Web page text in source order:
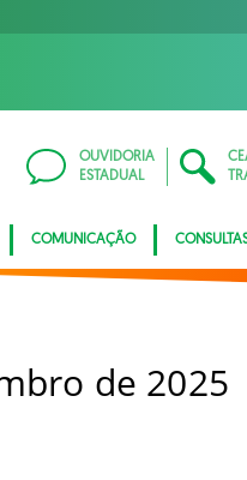
OUVIDORIA
ESTADUAL
COMUNICAÇÃO
de 2025